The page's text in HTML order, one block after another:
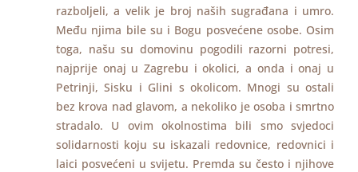
razboljeli, a velik je broj naših sugrađana i umro.
Među njima bile su i Bogu posvećene osobe. Osim
toga, našu su domovinu pogodili razorni potresi,
najprije onaj u Zagrebu i okolici, a onda i onaj u
Petrinji, Sisku i Glini s okolicom. Mnogi su ostali
bez krova nad glavom, a nekoliko je osoba i smrtno
stradalo. U ovim okolnostima bili smo svjedoci
solidarnosti koju su iskazali redovnice, redovnici i
laici posvećeni u svijetu. Premda su često i njihove